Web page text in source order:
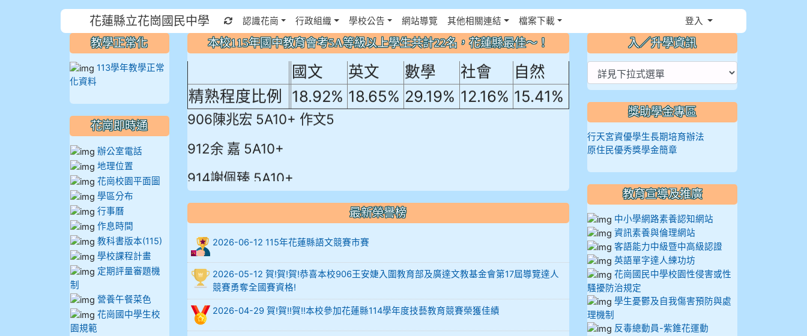
花蓮縣立花崗國民中學 重新取得佈景設定
認識花崗 行政組織 學校公告 網站導覽 其他相關連結 檔案下載 登入
本校115年國中教育會考5A等級以上學生共計22名，花蓮縣最佳～！
本校115年國中教育會考5A等級以上學生共計22名，花
蓮縣最佳～！
國文
英文 數學 社會
自然
精熟程度比例 18.92% 18.65% 29.19% 12.16% 15.41%
906陳兆宏 5A10+ 作文5
912余 嘉 5A10+
914謝佩臻 5A10+
902蘇奕愷
904彭子庭
905蔣昇和
905周沛蓉
最新榮譽榜
2026-06-12 115年花蓮縣語文競賽市賽
2026-05-12 賀!賀!賀!恭喜本校906王安婕入圍教育部及廣達文教基金會第17屆導覽達人
競賽勇奪全國賽資格!
2026-04-29 賀!賀!!賀!!本校參加花蓮縣114學年度技藝教育競賽榮獲佳績
教學正常化
113學年教學正常
化資料
花崗即時通
辦公室電話
地理位置
花崗校園平面圖
學區分布
行事曆
作息時間
教科書版本(115)
學校課程計畫
定期評量審題機
制
營養午餐菜色
花崗國中學生校
園規範
入／升學資訊
獎助學金專區
行天宮資優學生長期培育辦法
原住民優秀獎學金簡章
教育宣導及推廣
中小學網路素養認知網站
資訊素養與倫理網站
客語能力中級暨中高級認證
英語單字達人練功坊
花崗國民中學校園性侵害或性
騷擾防治規定
學生憂鬱及自我傷害預防與處
理機制
反毒總動員-紫錐花運動